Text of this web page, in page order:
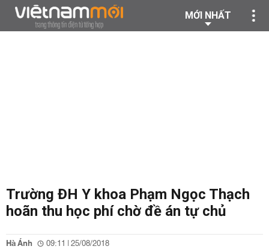
MỚI NHẤT
Trường ĐH Y khoa Phạm Ngọc Thạch
hoãn thu học phí chờ đề án tự chủ
Hà Ánh 09:11 | 25/08/2018